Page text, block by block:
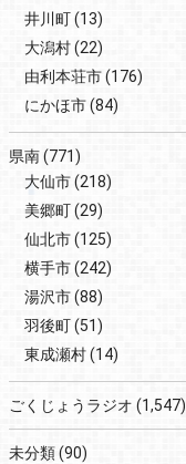
井川町(13)
大潟村(22)
由利本荘市(176)
にかほ市(84)
県南(771)
大仙市(218)
美郷町(29)
仙北市(125)
横手市(242)
湯沢市(88)
羽後町(51)
東成瀬村(14)
ごくじょうラジオ (1,547)
未分類(90)